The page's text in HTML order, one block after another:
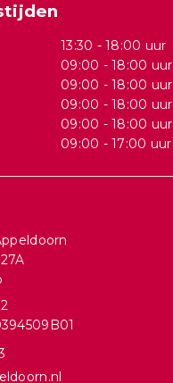
13:30 - 18:00 uur
09:00 - 18:00 uur
09:00 - 18:00 uur
09:00 - 18:00 uur
09:00 - 18:00 uur
09:00 - 17:00 uur